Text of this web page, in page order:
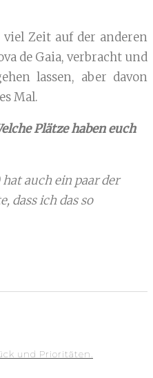
Zeit auf der anderen
de Gaia, verbracht und
lassen, aber davon
Mal.
Plätze haben euch
hat auch ein paar der
dass ich das so
und Prioritäten.